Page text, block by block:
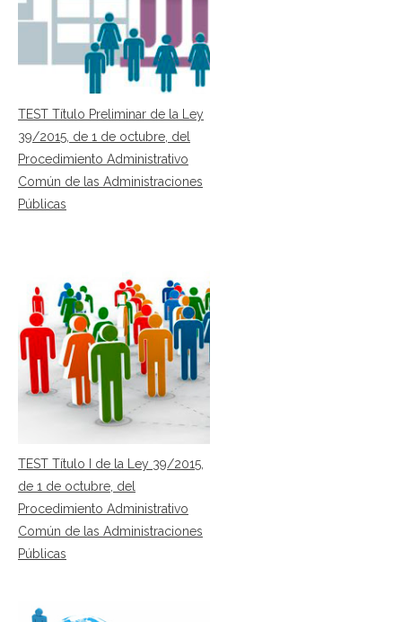
TEST Título Preliminar de la Ley
39/2015, de 1 de octubre, del
Procedimiento Administrativo
Común de las Administraciones
Públicas
TEST Título I de la Ley 39/2015,
de 1 de octubre, del
Procedimiento Administrativo
Común de las Administraciones
Públicas